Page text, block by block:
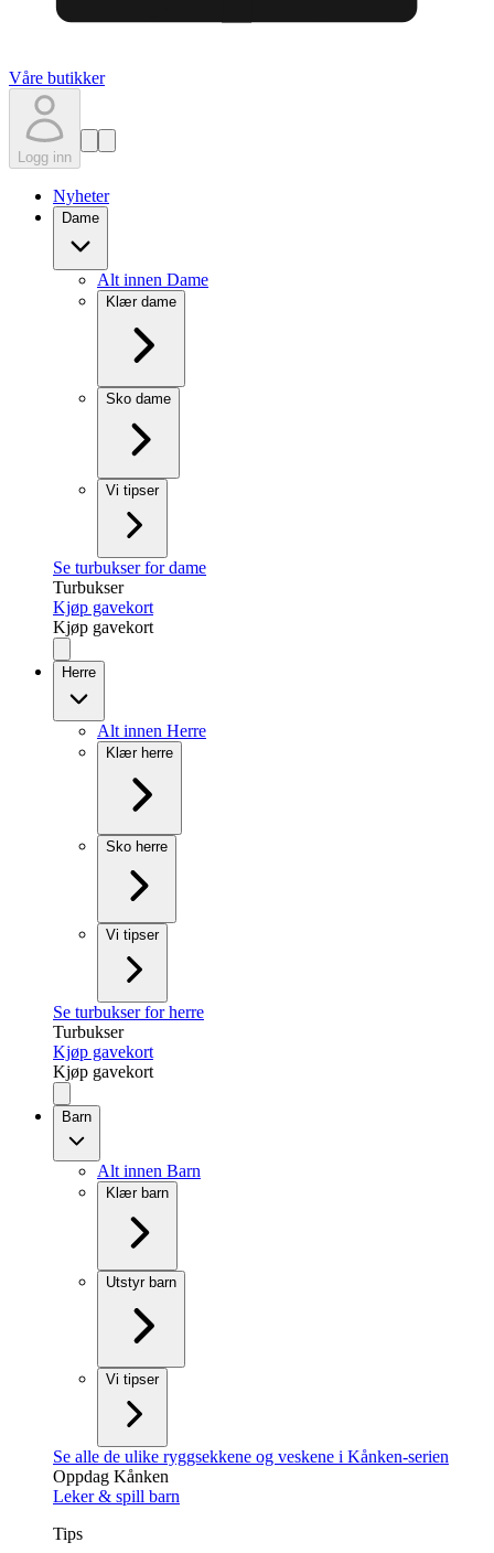
Våre butikker
Logg inn
Nyheter
Dame
Alt innen Dame
Klær dame
Sko dame
Vi tipser
Se turbukser for dame
Turbukser
Kjøp gavekort
Kjøp gavekort
Herre
Alt innen Herre
Klær herre
Sko herre
Vi tipser
Se turbukser for herre
Turbukser
Kjøp gavekort
Kjøp gavekort
Barn
Alt innen Barn
Klær barn
Utstyr barn
Vi tipser
Se alle de ulike ryggsekkene og veskene i Kånken-serien
Oppdag Kånken
Leker & spill barn
Tips